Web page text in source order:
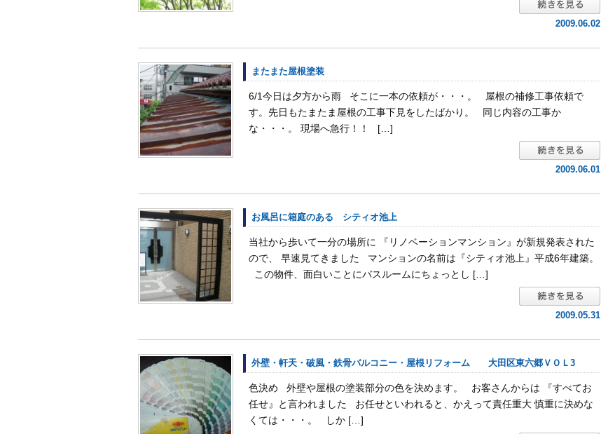
2009.06.02
またまた屋根塗装
6/1今日は夕方から雨 そこに一本の依頼が・・・。 屋根の補修工事依頼で
す。先日もたまたま屋根の工事下見をしたばかり。 同じ内容の工事か
な・・・。 現場へ急行！！ […]
2009.06.01
お風呂に箱庭のある シティオ池上
当社から歩いて一分の場所に 『リノベーションマンション』が新規発表された
ので、 早速見てきました マンションの名前は『シティオ池上』平成6年建築。
この物件、面白いことにバスルームにちょっとし […]
2009.05.31
外壁・軒天・破風・鉄骨バルコニー・屋根リフォーム 大田区東六郷ＶＯＬ3
色決め 外壁や屋根の塗装部分の色を決めます。 お客さんからは 『すべてお
任せ』と言われました お任せといわれると、かえって責任重大 慎重に決めな
くては・・・。 しか […]